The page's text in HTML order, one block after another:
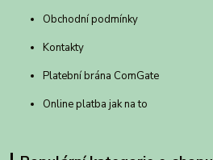
Obchodní podmínky
Kontakty
Platební brána ComGate
Online platba jak na to